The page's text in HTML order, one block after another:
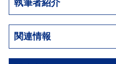
執筆者紹介
関連情報